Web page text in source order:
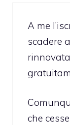
A me
scadere
che